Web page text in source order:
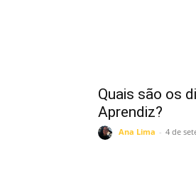
Quais são os
Aprendiz?
Ana Lima - 4 de